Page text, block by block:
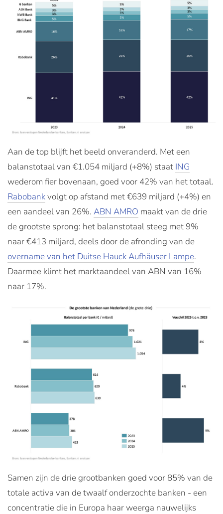
Aan de top blijft het beeld onveranderd. Met een
balanstotaal van €1.054 miljard (+8%) staat ING
wederom fier bovenaan, goed voor 42% van het totaal.
Rabobankvolgt op afstand met €639 miljard (+4%) en
een aandeel van 26%. ABN AMRO maakt van de drie
de grootste sprong: het balanstotaal steeg met 9%
naar €413 miljard, deels door de afronding van de
overname van het Duitse Hauck Aufhäuser Lampe.
Daarmee klimt het marktaandeel van ABN van 16%
naar 17%.
Samen zijn de drie grootbanken goed voor 85% van de
totale activa van de twaalf onderzochte banken - een
concentratie die in Europa haar weerga nauwelijks